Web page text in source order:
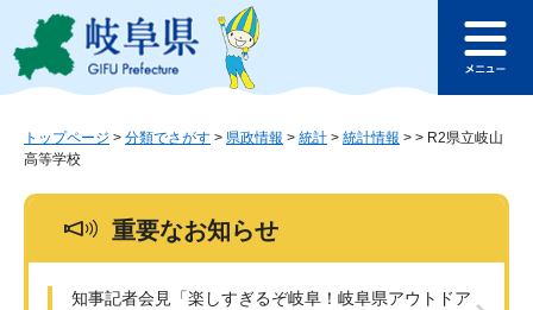
ジ
ュ
このページの本文へ
ュ
トップページ > 分類でさがす > 県政情報 > 統計 > 統計情報 > > R2県立岐山
高等学校
重要なお知らせ
知事記者会見「楽しすぎるぞ岐阜！岐阜県アウトドア